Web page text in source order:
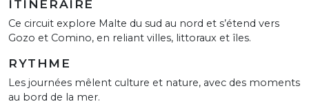
ITINÉRAIRE
Ce circuit explore Malte du sud au nord et s’étend vers
Gozo et Comino, en reliant villes, littoraux et îles.
RYTHME
Les journées mêlent culture et nature, avec des moments
au bord de la mer.